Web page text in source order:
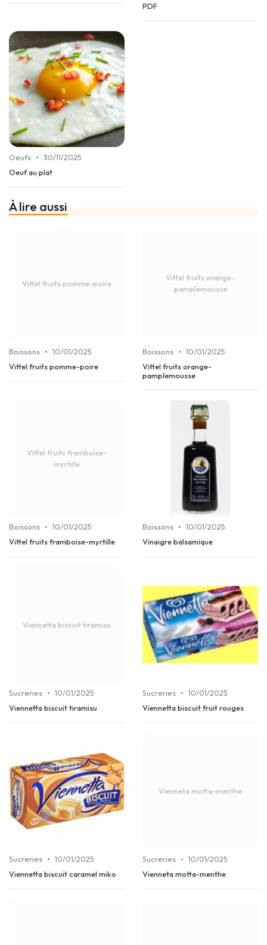
PDF
Oeufs • 30/11/2025
Oeuf au plat
À lire aussi
Vittel fruits pomme-poire
Boissons • 10/01/2025
Vittel fruits pomme-poire
Vittel fruits orange-
pamplemousse
Boissons • 10/01/2025
Vittel fruits orange-
pamplemousse
Vittel fruits framboise-
myrtille
Boissons • 10/01/2025
Vittel fruits framboise-myrtille
Boissons • 10/01/2025
Vinaigre balsamique
Viennetta biscuit tiramisu
Sucreries • 10/01/2025
Viennetta biscuit tiramisu
Sucreries • 10/01/2025
Viennetta biscuit fruit rouges
Sucreries • 10/01/2025
Viennetta biscuit caramel miko
Vienneta motta-menthe
Sucreries • 10/01/2025
Vienneta motta-menthe